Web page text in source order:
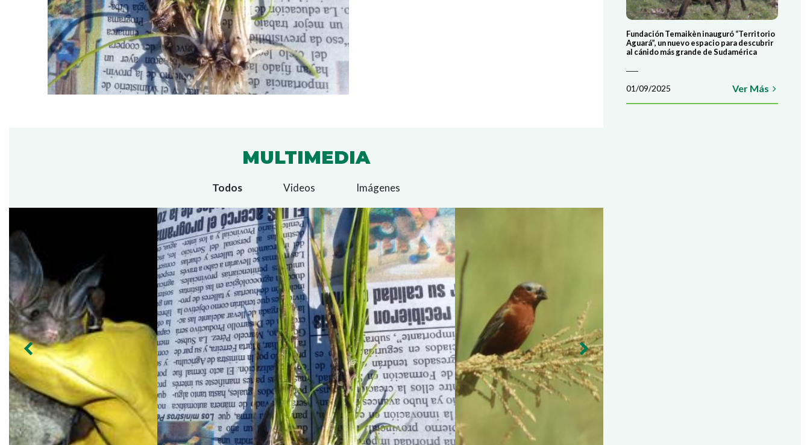
MULTIMEDIA
Todos Videos Imágenes
Fundación Temaikèn inauguró “Territorio
Aguará”, un nuevo espacio para descubrir
al cánido más grande de Sudamérica
01/09/2025 Ver Más